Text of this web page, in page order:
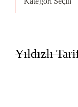
Yöntemleri
Yıldızlı